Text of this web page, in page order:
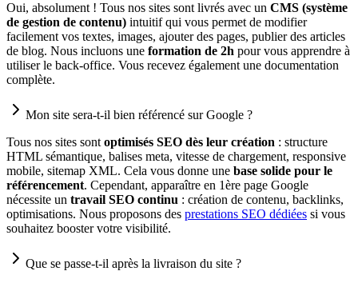
Oui, absolument ! Tous nos sites sont livrés avec un CMS (système
de gestion de contenu) intuitif qui vous permet de modifier
facilement vos textes, images, ajouter des pages, publier des articles
de blog. Nous incluons une formation de 2h pour vous apprendre à
utiliser le back-office. Vous recevez également une documentation
complète.
Mon site sera-t-il bien référencé sur Google ?
Tous nos sites sont optimisés SEO dès leur création : structure
HTML sémantique, balises meta, vitesse de chargement, responsive
mobile, sitemap XML. Cela vous donne une base solide pour le
référencement. Cependant, apparaître en 1ère page Google
nécessite un travail SEO continu : création de contenu, backlinks,
optimisations. Nous proposons des prestations SEO dédiées si vous
souhaitez booster votre visibilité.
Que se passe-t-il après la livraison du site ?